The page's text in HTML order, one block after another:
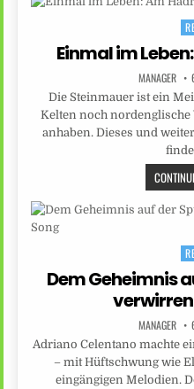
Einmal im
MANAGER
Die Steinmauer ist ein
Kelten noch
anhaben. Dieses und
Dem Geheimnis
MANAGER
Adriano Celentano machte
– mit Hüftschwung wie
eingängigen Melodien.